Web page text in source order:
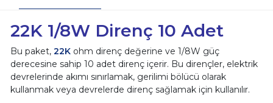
22K 1/8W Direnç 10 Adet
Bu paket, 22Kohm direnç değerine ve 1/8W güç
derecesine sahip 10 adet direnç içerir. Bu dirençler, elektrik
devrelerinde akımı sınırlamak, gerilimi bölücü olarak
kullanmak veya devrelerde direnç sağlamak için kullanılır.